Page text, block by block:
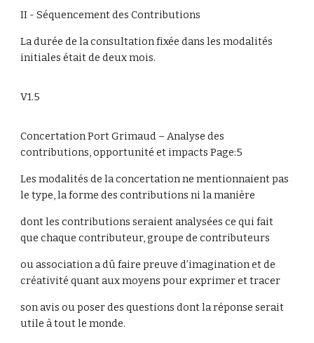
II - Séquencement des Contributions
La durée de la consultation fixée dans les modalités
initiales était de deux mois.
V1.5
Concertation Port Grimaud – Analyse des
contributions, opportunité et impacts Page:5
Les modalités de la concertation ne mentionnaient pas
le type, la forme des contributions ni la manière
dont les contributions seraient analysées ce qui fait
que chaque contributeur, groupe de contributeurs
ou association a dû faire preuve d’imagination et de
créativité quant aux moyens pour exprimer et tracer
son avis ou poser des questions dont la réponse serait
utile à tout le monde.